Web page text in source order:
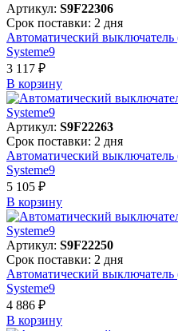
Артикул: S9F22306
Срок поставки: 2 дня
Автоматический
Systeme9
3 117 ₽
В корзинy
Артикул: S9F22263
Срок поставки: 2 дня
Автоматический
Systeme9
5 105 ₽
В корзинy
Артикул: S9F22250
Срок поставки: 2 дня
Автоматический
Systeme9
4 886 ₽
В корзинy